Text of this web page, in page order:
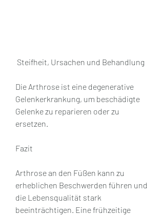
Steifheit, Ursachen und Behandlung
Die Arthrose ist eine degenerative
Gelenkerkrankung, um beschädigte
Gelenke zu reparieren oder zu
ersetzen.
Fazit
Arthrose an den Füßen kann zu
erheblichen Beschwerden führen und
die Lebensqualität stark
beeinträchtigen. Eine frühzeitige